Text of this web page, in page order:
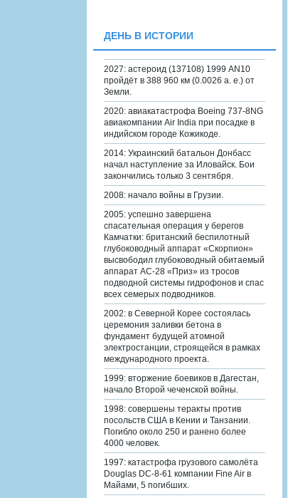
ДЕНЬ В ИСТОРИИ
2027: астероид (137108) 1999 AN10
пройдёт в 388 960 км (0.0026 а. е.) от
Земли.
2020: авиакатастрофа Boeing 737-8NG
авиакомпании Air India при посадке в
индийском городе Кожикоде.
2014: Украинский батальон Донбасс
начал наступление за Иловайск. Бои
закончились только 3 сентября.
2008: начало войны в Грузии.
2005: успешно завершена
спасательная операция у берегов
Камчатки: британский беспилотный
глубоководный аппарат «Скорпион»
высвободил глубоководный обитаемый
аппарат АС-28 «Приз» из тросов
подводной системы гидрофонов и спас
всех семерых подводников.
2002: в Северной Корее состоялась
церемония заливки бетона в
фундамент будущей атомной
электростанции, строящейся в рамках
международного проекта.
1999: вторжение боевиков в Дагестан,
начало Второй чеченской войны.
1998: совершены теракты против
посольств США в Кении и Танзании.
Погибло около 250 и ранено более
4000 человек.
1997: катастрофа грузового самолёта
Douglas DC-8-61 компании Fine Air в
Майами, 5 погибших.